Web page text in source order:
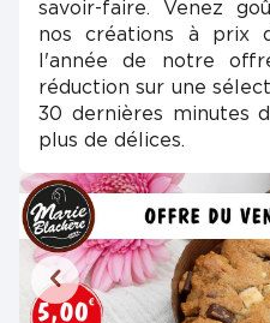
savoir-faire. Venez
nos créations à prix
l'année de notre
réduction sur une
30 dernières minutes
plus de délices.